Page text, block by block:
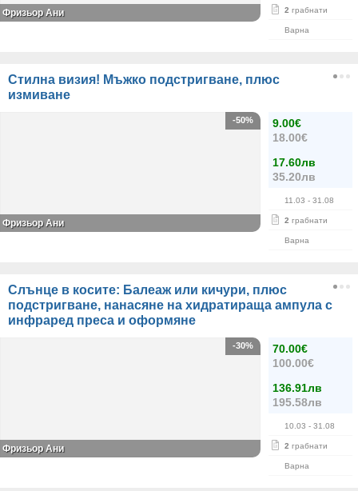
2 грабнати
Варна
Фризьор Ани
Стилна визия! Мъжко подстригване, плюс
измиване
9.00€
18.00€
17.60лв
35.20лв
11.03 - 31.08
2 грабнати
Варна
-50%
Фризьор Ани
Слънце в косите: Балеаж или кичури, плюс
подстригване, нанасяне на хидратираща ампула с
инфраред преса и оформяне
70.00€
100.00€
136.91лв
195.58лв
10.03 - 31.08
2 грабнати
Варна
-30%
Фризьор Ани